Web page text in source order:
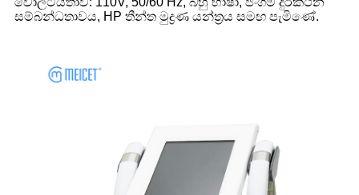
සම්බන්ධතාවය, HP තීන්ත මුද්‍රණ යන්ත්‍රය සමඟ පැමිණේ.